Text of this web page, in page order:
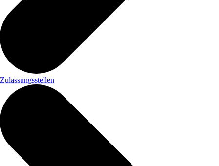
Zulassungsstellen